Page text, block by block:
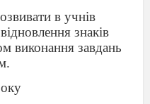
в учнів
відновлення знаків
виконання завдань